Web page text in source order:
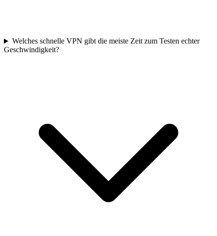
Welches schnelle VPN gibt die meiste Zeit zum Testen echter
Geschwindigkeit?